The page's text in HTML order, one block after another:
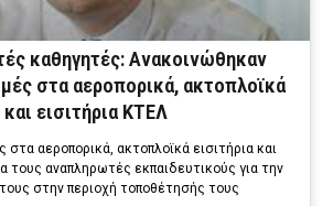
καθηγητές: Ανακοινώθηκαν
στα αεροπορικά, ακτοπλοϊκά
και εισιτήρια ΚΤΕΛ
στα αεροπορικά, ακτοπλοϊκά εισιτήρια και
τους αναπληρωτές εκπαιδευτικούς για την
στην περιοχή τοποθέτησής τους